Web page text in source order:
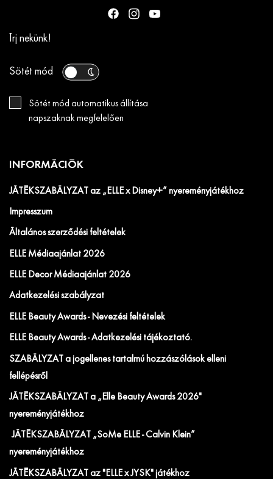
Írj nekünk!
Sötét mód
Sötét mód automatikus állítása
napszaknak megfelelően
INFORMÁCIÓK
JÁTÉKSZABÁLYZAT az „ELLE x Disney+” nyereményjátékhoz
Impresszum
Általános szerződési feltételek
ELLE Médiaajánlat 2026
ELLE Decor Médiaajánlat 2026
Adatkezelési szabályzat
ELLE Beauty Awards - Nevezési feltételek
ELLE Beauty Awards - Adatkezelési tájékoztató.
SZABÁLYZAT a jogellenes tartalmú hozzászólások elleni
fellépésről
JÁTÉKSZABÁLYZAT a „Elle Beauty Awards 2026"
nyereményjátékhoz
JÁTÉKSZABÁLYZAT „SoMe ELLE - Calvin Klein”
nyereményjátékhoz
JÁTÉKSZABÁLYZAT az "ELLE x JYSK" játékhoz